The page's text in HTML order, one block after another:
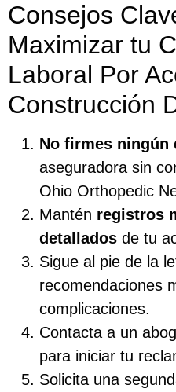
Consejos
Maximizar tu
Laboral Por
Construcción
No firmes ningún
aseguradora sin
Ohio Orthopedic
Mantén registros
detallados de tu
Sigue al pie de la
recomendaciones
complicaciones.
Contacta a un
para iniciar tu
Solicita una